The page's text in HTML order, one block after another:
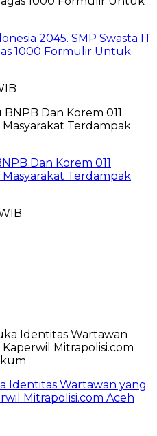
2045. SMP Swasta IT
1000 Formulir Untuk
Dan Korem 011
Masyarakat Terdampak
Identitas Wartawan yang
Mitrapolisi.com Aceh